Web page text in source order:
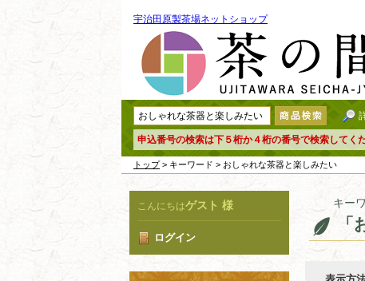
宇治田原製茶場ネットショップ
申込番号の検索は下５桁か４桁の番号で検索してくだ
トップ> キーワード > おしゃれな茶器と楽しみたい
こんにちはゲスト 様
ログイン
キー